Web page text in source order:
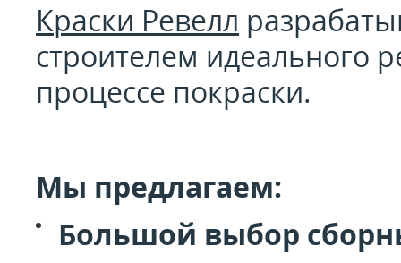
Краски Ревелл
строителем идеального
процессе покраски.
Мы предлагаем:
Большой выбор